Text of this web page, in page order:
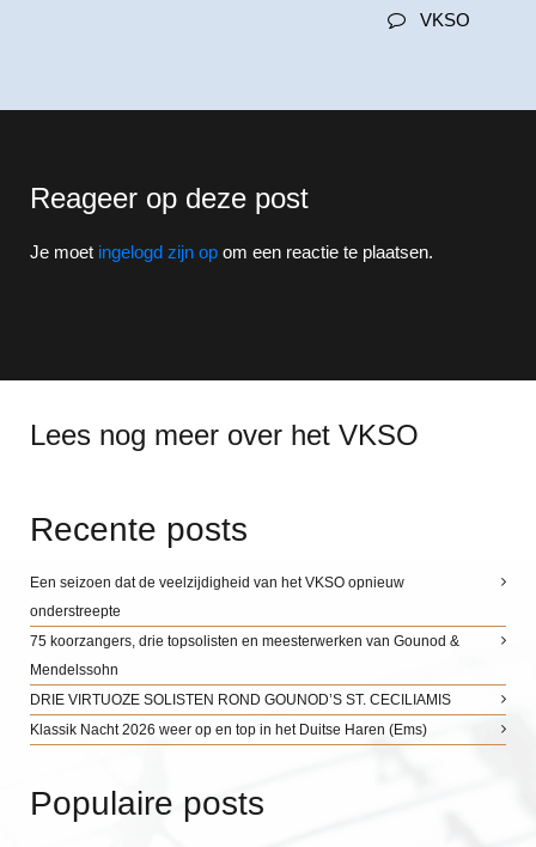
VKSO
Reageer op deze post
Je moet ingelogd zijn op om een reactie te plaatsen.
Lees nog meer over het VKSO
Recente posts
Een seizoen dat de veelzijdigheid van het VKSO opnieuw
onderstreepte
75 koorzangers, drie topsolisten en meesterwerken van Gounod &
Mendelssohn
DRIE VIRTUOZE SOLISTEN ROND GOUNOD’S ST. CECILIAMIS
Klassik Nacht 2026 weer op en top in het Duitse Haren (Ems)
Populaire posts